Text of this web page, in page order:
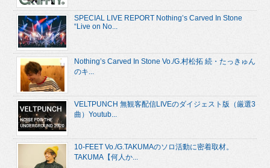
SPECIAL LIVE REPORT Nothing’s Carved In Stone
“Live on No...
Nothing’s Carved In Stone Vo./G.村松拓 続・たっきゅん
のキ...
VELTPUNCH 無観客配信LIVEのダイジェスト版（厳選3
曲）Youtub...
10-FEET Vo./G.TAKUMAのソロ活動に密着取材。
TAKUMA【何人か...